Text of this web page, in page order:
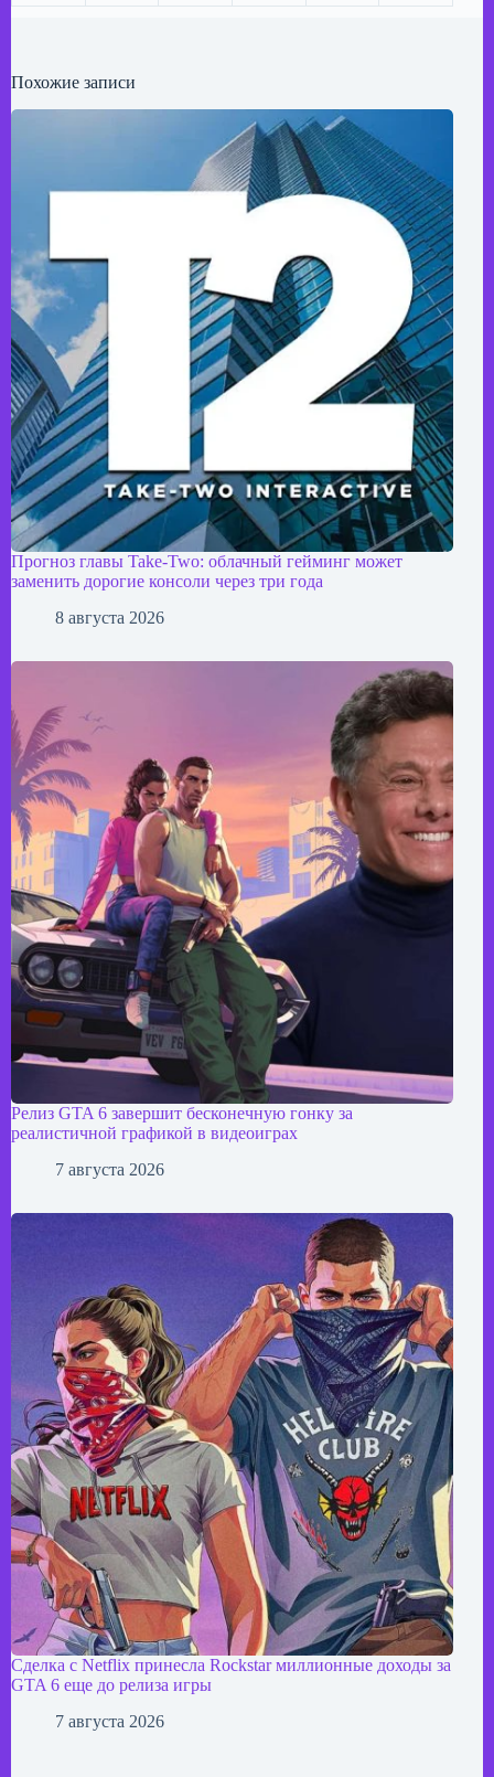
Похожие записи
Прогноз главы Take-Two: облачный гейминг может
заменить дорогие консоли через три года
8 августа 2026
Релиз GTA 6 завершит бесконечную гонку за
реалистичной графикой в видеоиграх
7 августа 2026
Сделка с Netflix принесла Rockstar миллионные доходы за
GTA 6 еще до релиза игры
7 августа 2026